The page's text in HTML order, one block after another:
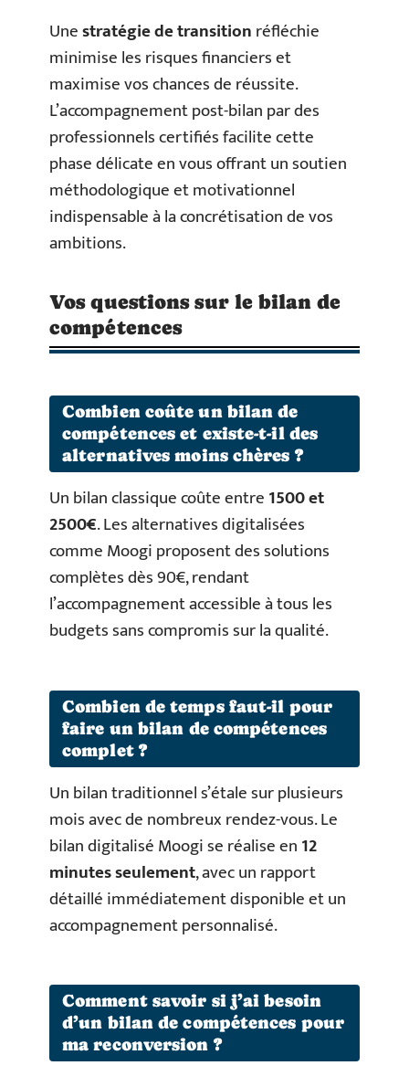
Unestratégie de transitionréfléchie
minimise les risques financiers et
maximise vos chances de réussite.
L’accompagnement post-bilan par des
professionnels certifiés facilite cette
phase délicate en vous offrant un soutien
méthodologique et motivationnel
indispensable à la concrétisation de vos
ambitions.
Vos questions sur le bilan de
compétences
Combien coûte un bilan de
compétences et existe-t-il des
alternatives moins chères ?
Un bilan classique coûte entre1500 et
2500€. Les alternatives digitalisées
comme Moogi proposent des solutions
complètes dès 90€, rendant
l’accompagnement accessible à tous les
budgets sans compromis sur la qualité.
Combien de temps faut-il pour
faire un bilan de compétences
complet ?
Un bilan traditionnel s’étale sur plusieurs
mois avec de nombreux rendez-vous. Le
bilan digitalisé Moogi se réalise en12
minutes seulement, avec un rapport
détaillé immédiatement disponible et un
accompagnement personnalisé.
Comment savoir si j’ai besoin
d’un bilan de compétences pour
ma reconversion ?